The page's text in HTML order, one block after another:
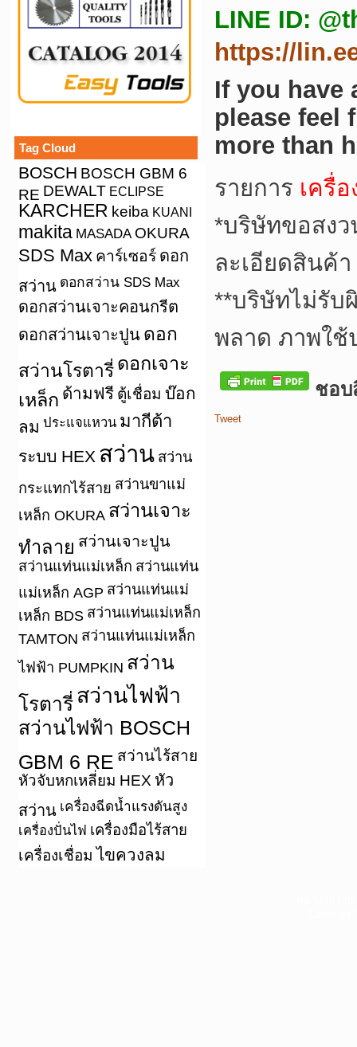
Tag Cloud
BOSCH BOSCH GBM 6
RE DEWALT ECLIPSE
KARCHER keiba KUANI
makita MASADA OKURA
SDS Max คาร์เซอร์ ดอก
สว่าน ดอกสว่าน SDS Max
ดอกสว่านเจาะคอนกรีต
ดอกสว่านเจาะปูน ดอก
สว่านโรตารี่ ดอกเจาะ
เหล็ก ด้ามฟรี ตู้เชื่อม บ๊อก
ลม ประแจแหวน มากีต้า
ระบบ HEX สว่าน สว่าน
กระแทกไร้สาย สว่านขาแม่
เหล็ก OKURA สว่านเจาะ
ทำลาย สว่านเจาะปูน
สว่านแท่นแม่เหล็ก สว่านแท่น
แม่เหล็ก AGP สว่านแท่นแม่
เหล็ก BDS สว่านแท่นแม่เหล็ก
TAMTON สว่านแท่นแม่เหล็ก
ไฟฟ้า PUMPKIN สว่าน
โรตารี่ สว่านไฟฟ้า
สว่านไฟฟ้า BOSCH
GBM 6 RE สว่านไร้สาย
หัวจับหกเหลี่ยม HEX หัว
สว่าน เครื่องฉีดน้ำแรงดันสูง
เครื่องปั่นไฟ เครื่องมือไร้สาย
เครื่องเชื่อม ไขควงลม
LINE ID:
https://
If you have
please feel
more than
รายการ เครื่
*บริษัทขอสงว
ละเอียดสินค้
**บริษัทไม่รับ
พลาด ภาพใ
ชอบ
Tweet